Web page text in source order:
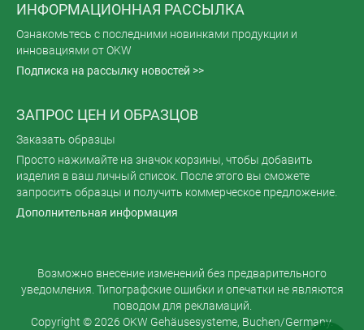
ИНФОРМАЦИОННАЯ РАССЫЛКА
Ознакомьтесь с последними новинками продукции и
инновациями от OKW
Подписка на рассылку новостей >>
ЗАПРОС ЦЕН И ОБРАЗЦОВ
Заказать образцы
Просто нажимайте на значок корзины, чтобы добавить
изделия в ваш личный список. После этого вы сможете
запросить образцы и получить коммерческое предложение.
Дополнительная информация
Возможно внесение изменений без предварительного
уведомления. Типографские ошибки и опечатки не являются
поводом для рекламаций.
Copyright © 2026 OKW Gehäusesysteme, Buchen/Germany.